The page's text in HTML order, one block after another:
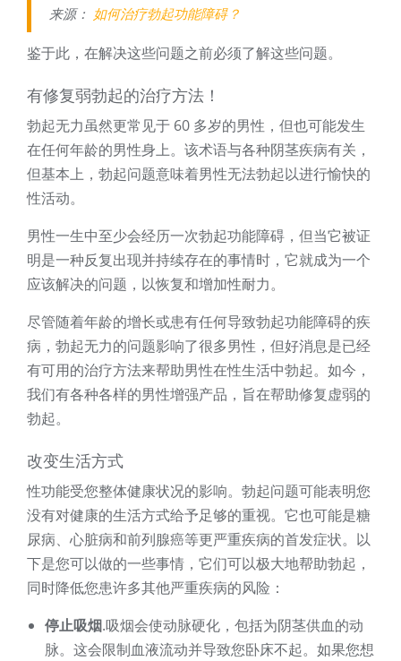
来源： 如何治疗勃起功能障碍？
鉴于此，在解决这些问题之前必须了解这些问题。
有修复弱勃起的治疗方法！
勃起无力虽然更常见于 60 多岁的男性，但也可能发生
在任何年龄的男性身上。该术语与各种阴茎疾病有关，
但基本上，勃起问题意味着男性无法勃起以进行愉快的
性活动。
男性一生中至少会经历一次勃起功能障碍，但当它被证
明是一种反复出现并持续存在的事情时，它就成为一个
应该解决的问题，以恢复和增加性耐力。
尽管随着年龄的增长或患有任何导致勃起功能障碍的疾
病，勃起无力的问题影响了很多男性，但好消息是已经
有可用的治疗方法来帮助男性在性生活中勃起。如今，
我们有各种各样的男性增强产品，旨在帮助修复虚弱的
勃起。
改变生活方式
性功能受您整体健康状况的影响。勃起问题可能表明您
没有对健康的生活方式给予足够的重视。它也可能是糖
尿病、心脏病和前列腺癌等更严重疾病的首发症状。以
下是您可以做的一些事情，它们可以极大地帮助勃起，
同时降低您患许多其他严重疾病的风险：
停止吸烟.吸烟会使动脉硬化，包括为阴茎供血的动
脉。这会限制血液流动并导致您卧床不起。如果您想